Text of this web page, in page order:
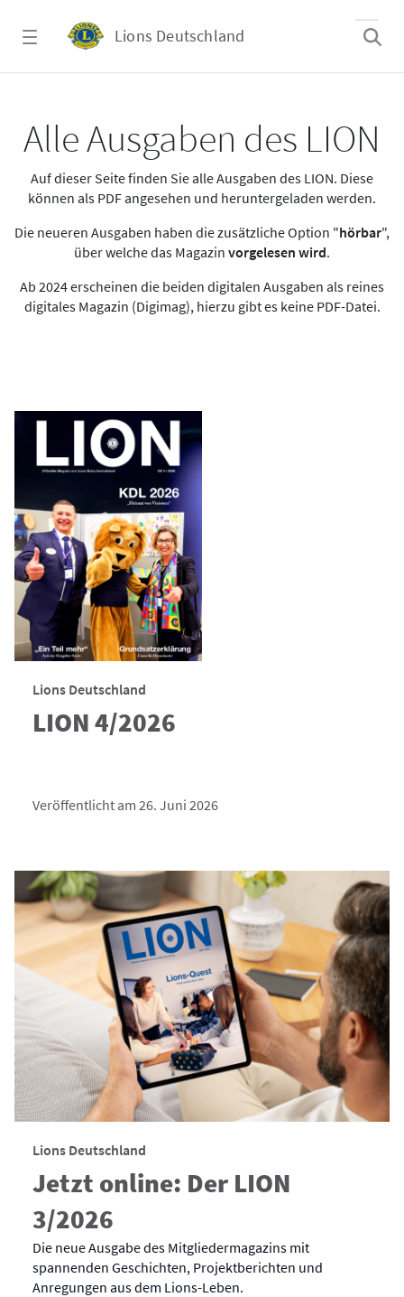
Lions Deutschland
Alle Ausgaben des LION
Auf dieser Seite finden Sie alle Ausgaben des LION. Diese
können als PDF angesehen und heruntergeladen werden.
Die neueren Ausgaben haben die zusätzliche Option "hörbar",
über welche das Magazin vorgelesen wird.
Ab 2024 erscheinen die beiden digitalen Ausgaben als reines
digitales Magazin (Digimag), hierzu gibt es keine PDF-Datei.
Lions Deutschland
LION 4/2026
Veröffentlicht am 26. Juni 2026
Lions Deutschland
Jetzt online: Der LION
3/2026
Die neue Ausgabe des Mitgliedermagazins mit
spannenden Geschichten, Projektberichten und
Anregungen aus dem Lions-Leben.